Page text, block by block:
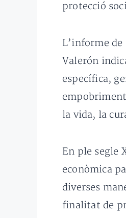
protecció
L’informe
Valerón
específica,
la vida, la
En ple segle
econòmica
diverses
finalitat de